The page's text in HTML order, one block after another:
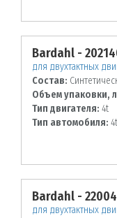
Bardahl -
для двухтактных
Состав:
Объем упаковки,
Тип двигателя: 4t
Тип автомобиля: 4t
Bardahl -
для двухтактных